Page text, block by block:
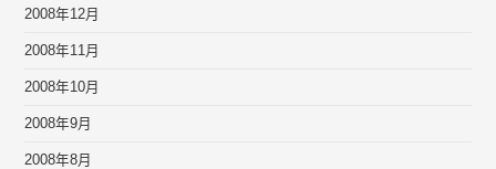
2008年12月
2008年11月
2008年10月
2008年9月
2008年8月